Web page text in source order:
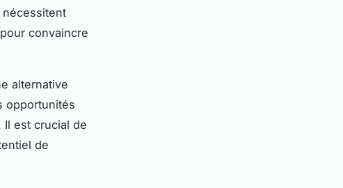
nécessitent
convaincre
alternative
opportunités
est crucial de
de